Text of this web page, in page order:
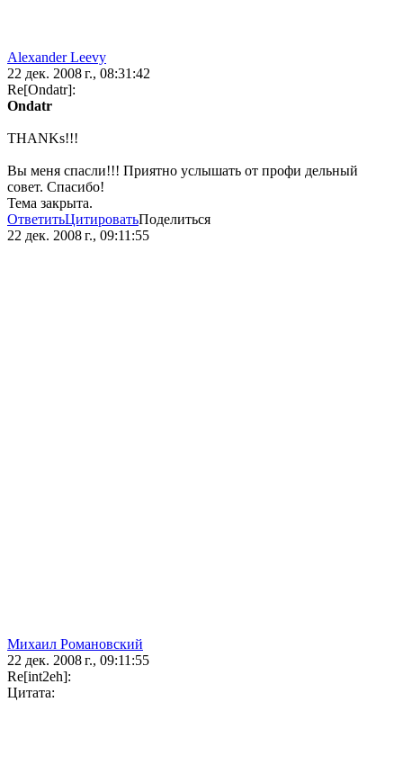
Alexander Leevy
22 дек. 2008 г., 08:31:42
Re[Ondatr]:
Ondatr
THANKs!!!
Вы меня спасли!!! Приятно услышать от профи дельный
совет. Спасибо!
Тема закрыта.
ОтветитьЦитироватьПоделиться
22 дек. 2008 г., 09:11:55
Михаил Романовский
22 дек. 2008 г., 09:11:55
Re[int2eh]:
Цитата: